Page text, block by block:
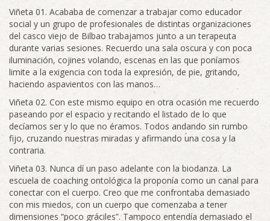
Viñeta 01. Acababa de comenzar a trabajar como educador
social y un grupo de profesionales de distintas organizaciones
del casco viejo de Bilbao trabajamos junto a un terapeuta
durante varias sesiones. Recuerdo una sala oscura y con poca
iluminación, cojines volando, escenas en las que poníamos
limite a la exigencia con toda la expresión, de pie, gritando,
haciendo aspavientos con las manos…
Viñeta 02. Con este mismo equipo en otra ocasión me recuerdo
paseando por el espacio y recitando el listado de lo que
decíamos ser y lo que no éramos. Todos andando sin rumbo
fijo, cruzando nuestras miradas y afirmando una cosa y la
contraria.
Viñeta 03. Nunca dí un paso adelante con la biodanza. La
escuela de coaching ontológica la proponía como un canal para
conectar con el cuerpo. Creo que me confrontaba demasiado
con mis miedos, con un cuerpo que comenzaba a tener
dimensiones “poco gráciles”. Tampoco entendía demasiado el